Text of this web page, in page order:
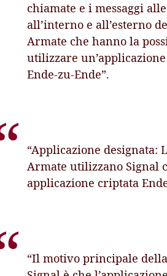
chiamate e i messaggi
all’interno e all’esterno
Armate che hanno la
utilizzare
Ende-zu-Ende”.
“Applicazione designata:
Armate utilizzano Signal
applicazione criptata
“Il motivo principale